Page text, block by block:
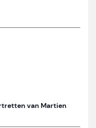
van Martien